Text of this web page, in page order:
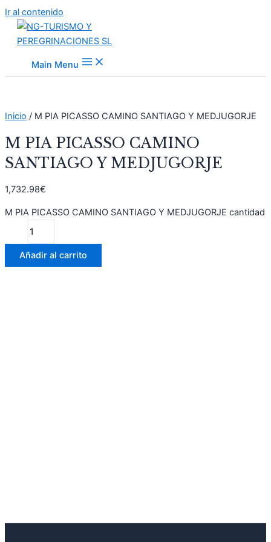
Ir al contenido
Main Menu
Inicio / M PIA PICASSO CAMINO SANTIAGO Y MEDJUGORJE
M PIA PICASSO CAMINO
SANTIAGO Y MEDJUGORJE
1,732.98€
M PIA PICASSO CAMINO SANTIAGO Y MEDJUGORJE cantidad
Añadir al carrito